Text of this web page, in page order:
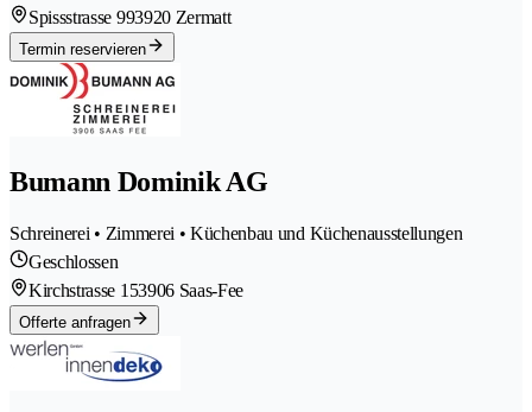
Spissstrasse 993920 Zermatt
Termin reservieren
Bumann Dominik AG
Schreinerei • Zimmerei • Küchenbau und Küchenausstellungen
Geschlossen
Kirchstrasse 153906 Saas-Fee
Offerte anfragen